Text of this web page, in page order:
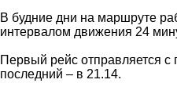
В будние дни на маршруте
интервалом движения 24
Первый рейс отправляется
последний – в 21.14.